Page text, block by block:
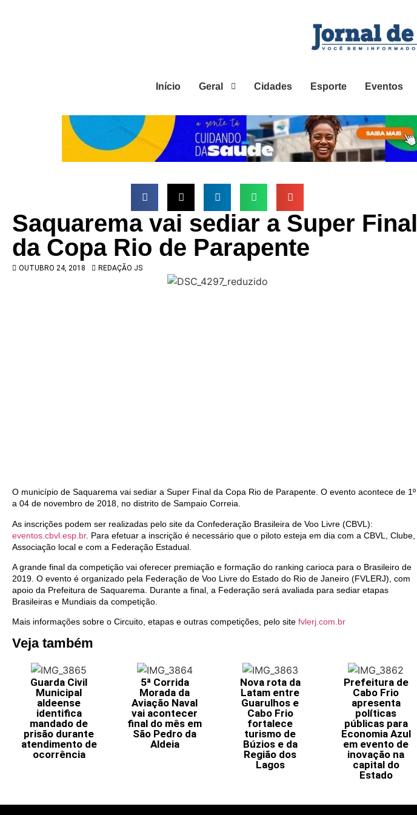
Início Geral Cidades Esporte Eventos
Saquarema vai sediar a Super Final
da Copa Rio de Parapente
OUTUBRO 24, 2018 REDAÇÃO JS
O município de Saquarema vai sediar a Super Final da Copa Rio de Parapente. O evento acontece de 1º
a 04 de novembro de 2018, no distrito de Sampaio Correia.
As inscrições podem ser realizadas pelo site da Confederação Brasileira de Voo Livre (CBVL):
eventos.cbvl.esp.br. Para efetuar a inscrição é necessário que o piloto esteja em dia com a CBVL, Clube,
Associação local e com a Federação Estadual.
A grande final da competição vai oferecer premiação e formação do ranking carioca para o Brasileiro de
2019. O evento é organizado pela Federação de Voo Livre do Estado do Rio de Janeiro (FVLERJ), com
apoio da Prefeitura de Saquarema. Durante a final, a Federação será avaliada para sediar etapas
Brasileiras e Mundiais da competição.
Mais informações sobre o Circuito, etapas e outras competições, pelo site fvlerj.com.br
Veja também
Guarda Civil
Municipal
aldeense
identifica
mandado de
prisão durante
atendimento de
ocorrência
5ª Corrida
Morada da
Aviação Naval
vai acontecer
final do mês em
São Pedro da
Aldeia
Nova rota da
Latam entre
Guarulhos e
Cabo Frio
fortalece
turismo de
Búzios e da
Região dos
Lagos
Prefeitura de
Cabo Frio
apresenta
políticas
públicas para
Economia Azul
em evento de
inovação na
capital do
Estado